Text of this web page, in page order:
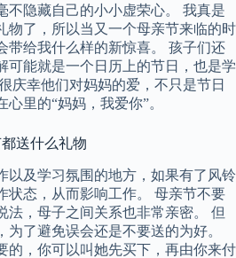
不隐藏自己的小小虚荣心。 我真是
物了，所以当又一个母亲节来临的时
带给我什么样的新惊喜。 孩子们还
可能就是一个日历上的节日，也是学
庆幸他们对妈妈的爱，不只是节日
心里的“妈妈，我爱你”。
送什么礼物
以及学习氛围的地方，如果有了风铃
状态，从而影响工作。 母亲节不要
法，母子之间关系也非常亲密。 但
了避免误会还是不要送的为好。
的，你可以叫她先买下，再由你来付